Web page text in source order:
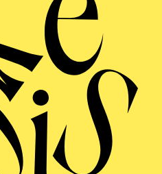
Musik
Essen
Synagoge Essen
die Vielfalt
und Kulturen
aber auch
Nach dem großen
in der Saison